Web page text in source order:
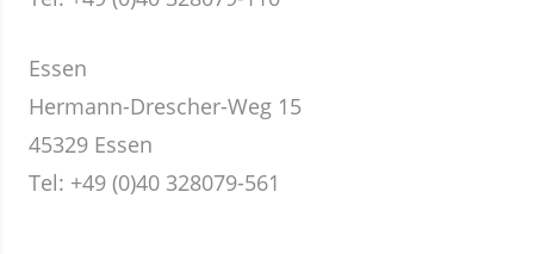
Essen
Hermann-Drescher-Weg 15
45329 Essen
Tel: +49 (0)40 328079-561